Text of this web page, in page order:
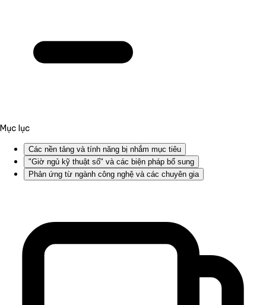
Mục lục
Các nền tảng và tính năng bị nhắm mục tiêu
"Giờ ngủ kỹ thuật số" và các biện pháp bổ sung
Phản ứng từ ngành công nghệ và các chuyên gia